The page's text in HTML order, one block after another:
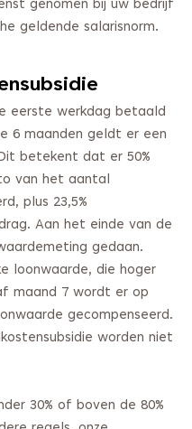
genomen bij uw bedrijf
geldende salarisnorm.
eerste werkdag betaald
6 maanden geldt er een
betekent dat er 50%
van het aantal
plus 23,5%
Aan het einde van de
gedaan.
loonwaarde, die hoger
maand 7 wordt er op
gecompenseerd.
worden niet
30% of boven de 80%